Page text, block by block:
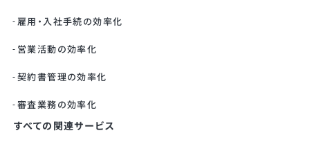
雇用・入社手続の効率化
営業活動の効率化
契約書管理の効率化
審査業務の効率化
すべての関連サービス